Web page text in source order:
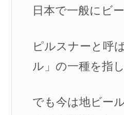
日本で一般にビ
ピルスナーと呼
ル」の一種を指し
でも今は地ビー